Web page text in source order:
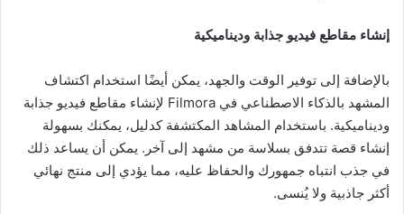
إنشاء مقاطع فيديو جذابة وديناميكية
بالإضافة إلى توفير الوقت والجهد، يمكن أيضًا استخدام اكتشاف
المشهد بالذكاء الاصطناعي في Filmora لإنشاء مقاطع فيديو جذابة
وديناميكية. باستخدام المشاهد المكتشفة كدليل، يمكنك بسهولة
إنشاء قصة تتدفق بسلاسة من مشهد إلى آخر. يمكن أن يساعد ذلك
في جذب انتباه جمهورك والحفاظ عليه، مما يؤدي إلى منتج نهائي
أكثر جاذبية ولا يُنسى.